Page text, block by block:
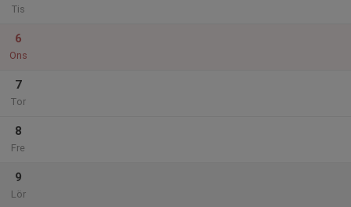
Tis
6
Ons
7
Tor
8
Fre
9
Lör